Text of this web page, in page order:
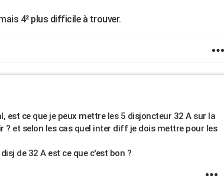
4² plus difficile à trouver.
est ce que je peux mettre les 5 disjoncteur 32 A sur la
? et selon les cas quel inter diff je dois mettre pour les
de 32 A est ce que c'est bon ?